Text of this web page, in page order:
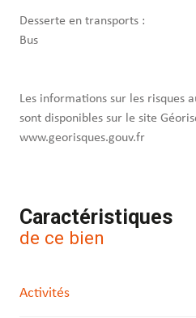
Desserte en transports :
Bus
Les informations sur les risques
sont disponibles sur le site
www.georisques.gouv.fr
Caractéristiques
de ce bien
Activités